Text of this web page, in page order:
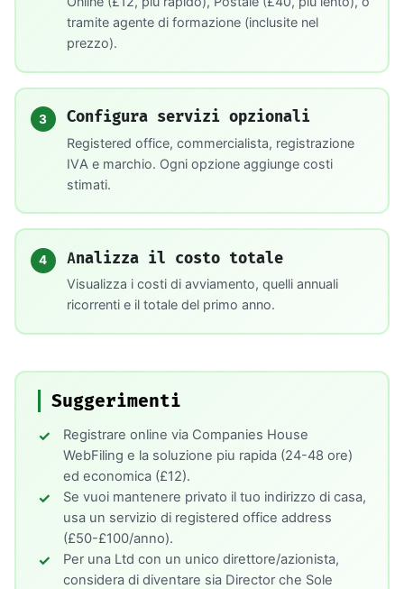
tramite agente di formazione (inclusite nel
prezzo).
3 Configura servizi opzionali
Registered office, commercialista, registrazione
IVA e marchio. Ogni opzione aggiunge costi
stimati.
4 Analizza il costo totale
Visualizza i costi di avviamento, quelli annuali
ricorrenti e il totale del primo anno.
Suggerimenti
Registrare online via Companies House
WebFiling e la soluzione piu rapida (24-48 ore)
ed economica (£12).
Se vuoi mantenere privato il tuo indirizzo di casa,
usa un servizio di registered office address
(£50-£100/anno).
Per una Ltd con un unico direttore/azionista,
considera di diventare sia Director che Sole